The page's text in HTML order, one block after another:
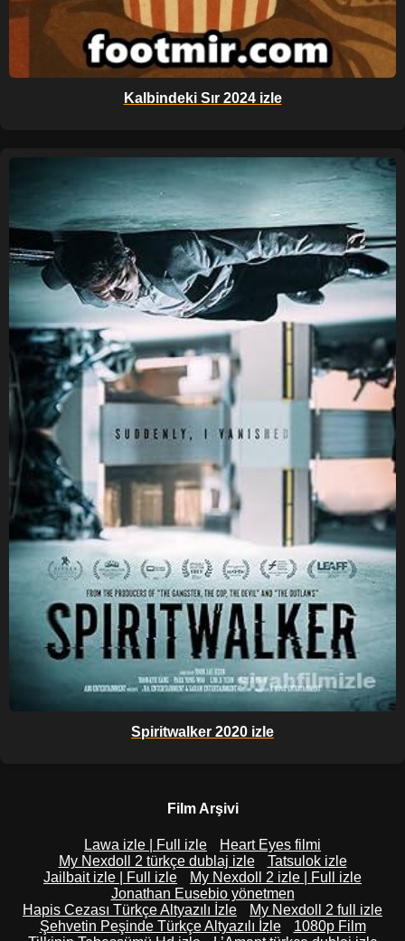
Kalbindeki Sır 2024 izle
Spiritwalker 2020 izle
Film Arşivi
Lawa izle | Full izle
Heart Eyes filmi
My Nexdoll 2 türkçe dublaj izle
Tatsulok izle
Jailbait izle | Full izle
My Nexdoll 2 izle | Full izle
Jonathan Eusebio yönetmen
Hapis Cezası Türkçe Altyazılı İzle
My Nexdoll 2 full izle
Şehvetin Peşinde Türkçe Altyazılı İzle
1080p Film